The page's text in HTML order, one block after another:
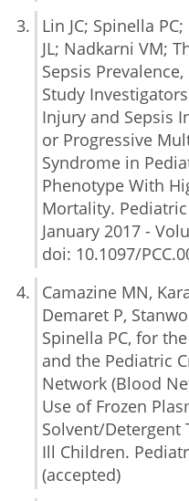
Lin JC; Spinella
JL; Nadkarni VM;
Sepsis
Study
Injury and Sepsis
or Progressive
Syndrome in
Phenotype With
Mortality.
January 2017 -
doi: 10.1097/
Camazine MN,
Demaret P,
Spinella PC, for
and the Pediatric
Network (Blood
Use of Frozen
Solvent/Detergent
Ill Children.
(accepted)